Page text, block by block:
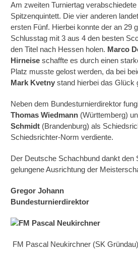
Am zweiten Turniertag
Spitzenquintett. Die vier anderen
ersten Fünf. Hierbei konnte der an 29
Schlusstag mit 3 aus 4 den besten
den Titel nach Hessen holen. Marco
Hirneise schaffte es durch einen
Platz musste gelost werden, da bei
Mark Kvetny stand hierbei das Glück
Neben dem Bundesturnierdirektor
Thomas Wiedmann (Württemberg)
Schmidt (Brandenburg) als
Schiedsrichter-Norm verdiente.
Der Deutsche Schachbund dankt den
gelungene Ausrichtung der
Gregor Johann
Bundesturnierdirektor
FM Pascal Neukirchner (SK Gründau)